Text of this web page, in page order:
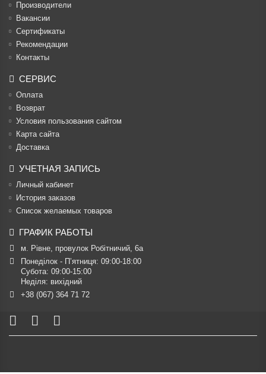
Производители
Вакансии
Cертификаты
Рекомендации
Контакты
СЕРВИС
Оплата
Возврат
Условия пользования сайтом
Карта сайта
Доставка
УЧЕТНАЯ ЗАПИСЬ
Личный кабинет
История заказов
Список желаемых товаров
ГРАФИК РАБОТЫ
м. Рівне, провулок Робітничий, 6а
Понеділок - П’ятниця: 09:00-18:00
Субота: 09:00-15:00
Неділя: вихідний
+38 (067) 364 71 72